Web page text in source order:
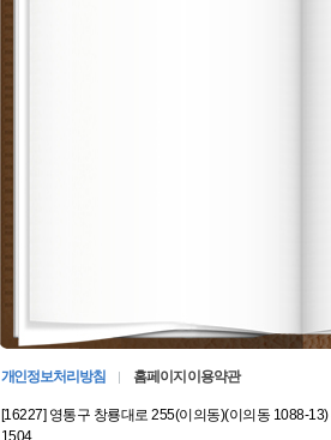
개인정보처리방침 홈페이지 이용약관
[16227] 영통구 창룡대로 255(이의동)(이의동 1088-13)